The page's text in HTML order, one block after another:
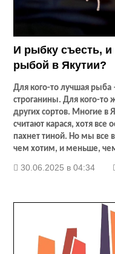
И рыбку съесть, и
рыбой в Якутии?
Для кого-то лучшая рыба
строганины. Для кого-то
других сортов. Многие в
считают карася, хотя все
пахнет тиной. Но мы
чем хотим, и меньше,
30.06.2025 в 04:34